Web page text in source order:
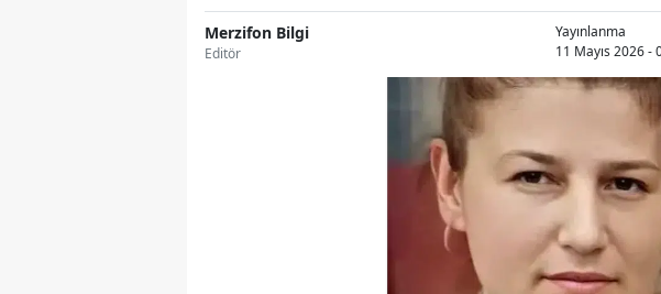
Merzifon Bilgi
Editör
Yayınlanma
11 Mayıs 2026 -